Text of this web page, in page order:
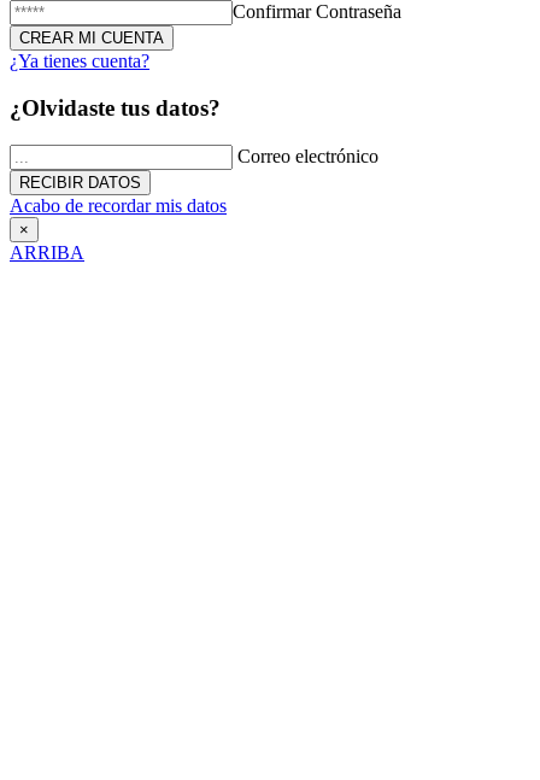
Triduo Virgen Milagrosa
27 de Noviembre de 2025
Confirmar Contraseña
¿Ya tienes cuenta?
¿Olvidaste tus datos?
Correo electrónico
Acabo de recordar mis datos
×
ARRIBA